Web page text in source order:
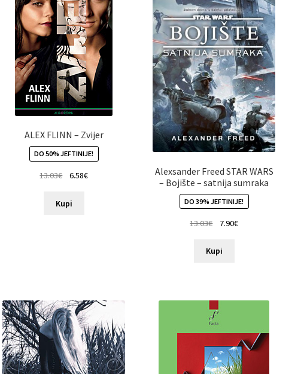
ALEX FLINN – Zvijer
DO 50% JEFTINIJE!
13.03€ 6.58€
Kupi
Alexsander Freed STAR WARS
– Bojište – satnija sumraka
DO 39% JEFTINIJE!
13.03€ 7.90€
Kupi